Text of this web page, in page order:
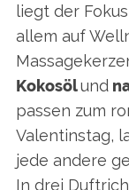
liegt der
allem auf
Kokosölund
passen zum
Valentinstag,
jede andere
In drei